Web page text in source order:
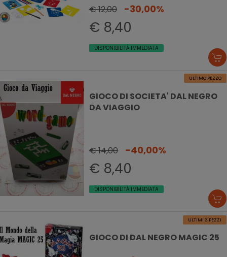
€ 12,00
-30,00%
€ 8,40
DISPONIBILITÀ IMMEDIATA
ULTIMO PEZZO
GIOCO DI SOCIETA' DAL NEGRO
DA VIAGGIO
€ 14,00 -40,00%
€ 8,40
DISPONIBILITÀ IMMEDIATA
ULTIMI 3 PEZZI
GIOCO DI DAL NEGRO MAGIC 25